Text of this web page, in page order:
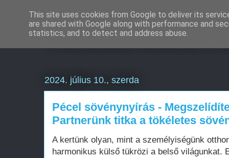
Weboldal készítés
2024. július 10., szerda
Pécel sövénynyírás -
Partnerünk titka a tökéletes
A kertünk olyan, mint a személyiségünk
harmonikus külső tükrözi a belső világunkat.
This site uses cookies from Google to deliver its
are shared with Google along with performance and
statistics, and to detect and address abuse.